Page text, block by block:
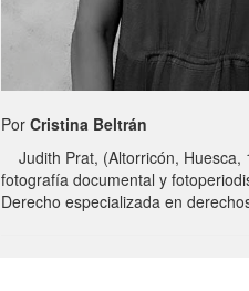
PorCristina Beltrán
Judith Prat, (Altorricón, Huesca,
fotografía documental y
Derecho especializada en